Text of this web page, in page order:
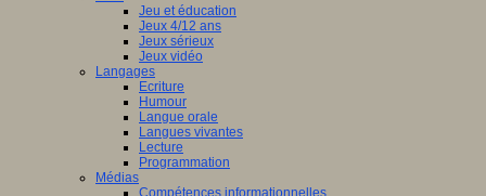
Jeu et éducation
Jeux 4/12 ans
Jeux sérieux
Jeux vidéo
Langages
Ecriture
Humour
Langue orale
Langues vivantes
Lecture
Programmation
Médias
Compétences informationnelles